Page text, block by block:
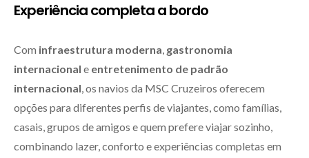
Experiência completa a bordo
Com infraestrutura moderna, gastronomia
internacional e entretenimento de padrão
internacional, os navios da MSC Cruzeiros oferecem
opções para diferentes perfis de viajantes, como famílias,
casais, grupos de amigos e quem prefere viajar sozinho,
combinando lazer, conforto e experiências completas em